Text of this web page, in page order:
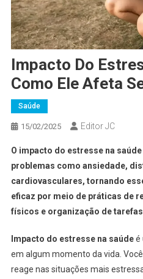
Impacto Do
Como Ele Afeta
Saúde
15/02/2025 Editor JC
O impacto do estresse na
problemas como ansiedade,
cardiovasculares, tornando
eficaz por meio de práticas de
físicos e organização de
Impacto do estresse na saúdeé
em algum momento da vida.
reage nas situações mais